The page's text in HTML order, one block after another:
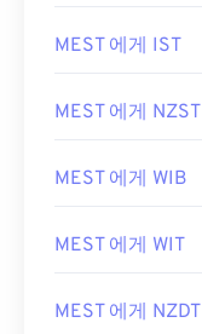
MEST 에게 IST
MEST 에게 NZST
MEST 에게 WIB
MEST 에게 WIT
MEST 에게 NZDT